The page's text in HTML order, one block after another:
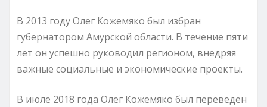
В 2013 году Олег Кожемяко был избран
губернатором Амурской области. В течение пяти
лет он успешно руководил регионом, внедряя
важные социальные и экономические проекты.
В июле 2018 года Олег Кожемяко был переведен